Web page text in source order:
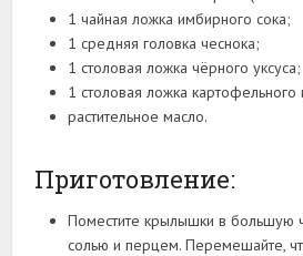
1 чайная ложка имбирного сока;
1 средняя головка чеснока;
1 столовая ложка чёрного уксуса;
1 столовая ложка картофельного
растительное масло.
Приготовление:
Поместите крылышки в большую
солью и перцем. Перемешайте,